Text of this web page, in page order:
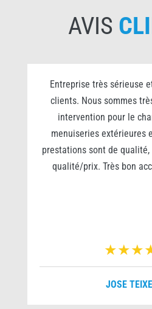
AVIS
Entreprise très sérieuse
clients. Nous sommes
intervention pour le
menuiseries extérieures
prestations sont de
qualité/prix. Très bon
JOSE